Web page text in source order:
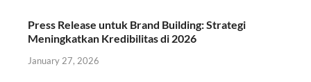
Press Release untuk Brand Building: Strategi
Meningkatkan Kredibilitas di 2026
January 27, 2026